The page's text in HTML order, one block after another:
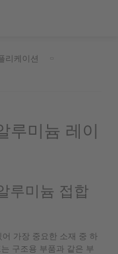
리케이션
루미늄 레이
루미늄 접합
가장 중요한 소재 중 하
구조용 부품과 같은 부